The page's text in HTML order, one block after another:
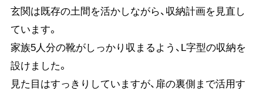
玄関は既存の土間を活かしながら、収納計画を見直し
ています。
家族5人分の靴がしっかり収まるよう、L字型の収納を
設けました。
見た目はすっきりしていますが、扉の裏側まで活用す